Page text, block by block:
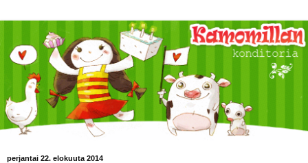
perjantai 22. elokuuta 2014